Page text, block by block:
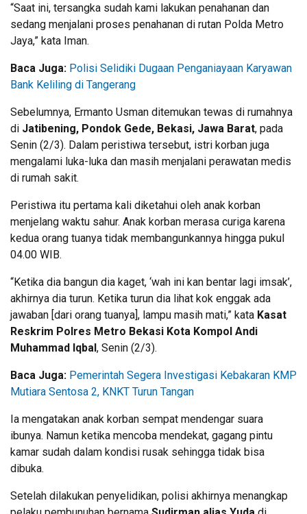
“Saat ini, tersangka sudah kami lakukan penahanan dan
sedang menjalani proses penahanan di rutan Polda Metro
Jaya,” kata Iman.
Baca Juga: Polisi Selidiki Dugaan Penganiayaan Karyawan
Bank Keliling di Tangerang
Sebelumnya, Ermanto Usman ditemukan tewas di rumahnya
di Jatibening, Pondok Gede, Bekasi, Jawa Barat, pada
Senin (2/3). Dalam peristiwa tersebut, istri korban juga
mengalami luka-luka dan masih menjalani perawatan medis
di rumah sakit.
Peristiwa itu pertama kali diketahui oleh anak korban
menjelang waktu sahur. Anak korban merasa curiga karena
kedua orang tuanya tidak membangunkannya hingga pukul
04.00 WIB.
“Ketika dia bangun dia kaget, ‘wah ini kan bentar lagi imsak’,
akhirnya dia turun. Ketika turun dia lihat kok enggak ada
jawaban [dari orang tuanya], lampu masih mati,” kata Kasat
Reskrim Polres Metro Bekasi Kota Kompol Andi
Muhammad Iqbal, Senin (2/3).
Baca Juga: Pemerintah Segera Investigasi Kebakaran KMP
Mutiara Sentosa 2, KNKT Turun Tangan
Ia mengatakan anak korban sempat mendengar suara
ibunya. Namun ketika mencoba mendekat, gagang pintu
kamar sudah dalam kondisi rusak sehingga tidak bisa
dibuka.
Setelah dilakukan penyelidikan, polisi akhirnya menangkap